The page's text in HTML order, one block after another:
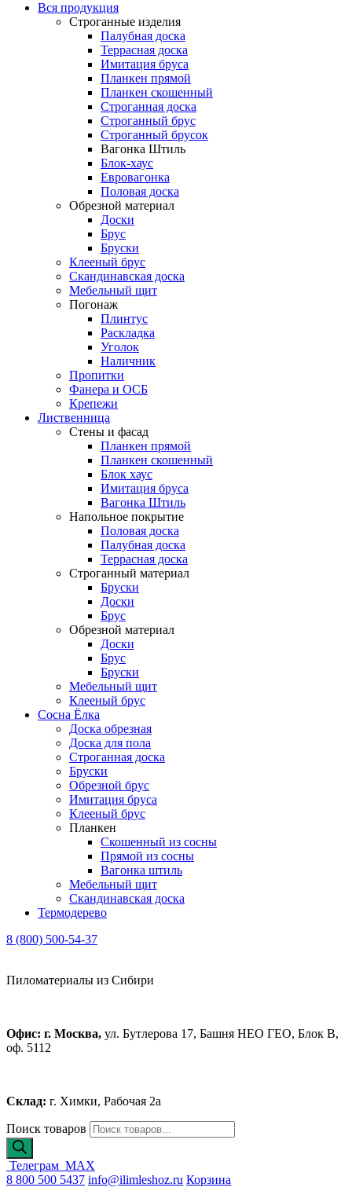
Вся продукция
Строганные изделия
Палубная доска
Террасная доска
Имитация бруса
Планкен прямой
Планкен скошенный
Строганная доска
Строганный брус
Строганный брусок
Вагонка Штиль
Блок-хаус
Евровагонка
Половая доска
Обрезной материал
Доски
Брус
Бруски
Клееный брус
Скандинавская доска
Мебельный щит
Погонаж
Плинтус
Раскладка
Уголок
Наличник
Пропитки
Фанера и ОСБ
Крепежи
Лиственница
Стены и фасад
Планкен прямой
Планкен скошенный
Блок хаус
Имитация бруса
Вагонка Штиль
Напольное покрытие
Половая доска
Палубная доска
Террасная доска
Строганный материал
Бруски
Доски
Брус
Обрезной материал
Доски
Брус
Бруски
Мебельный щит
Клееный брус
Сосна Ёлка
Доска обрезная
Доска для пола
Строганная доска
Бруски
Обрезной брус
Имитация бруса
Клееный брус
Планкен
Скошенный из сосны
Прямой из сосны
Вагонка штиль
Мебельный щит
Скандинавская доска
Термодерево
8 (800) 500-54-37
Пиломатериалы из Сибири
Офис: г. Москва, ул. Бутлерова 17, Башня НЕО ГЕО, Блок В,
оф. 5112
Склад: г. Химки, Рабочая 2а
Поиск товаров
Телеграм MAX
8 800 500 5437 info@ilimleshoz.ru Корзина